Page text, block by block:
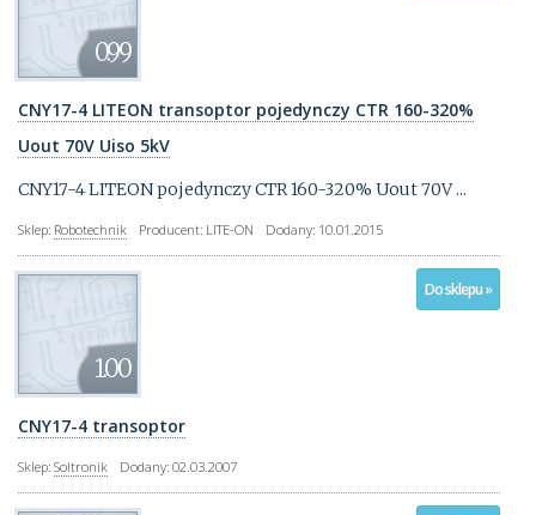
0.99
CNY17-4 LITEON transoptor pojedynczy CTR 160-320%
Uout 70V Uiso 5kV
CNY17-4 LITEON pojedynczy CTR 160-320% Uout 70V ...
Sklep: Robotechnik Producent: LITE-ON Dodany: 10.01.2015
1.00
Do sklepu »
CNY17-4 transoptor
Sklep: Soltronik Dodany: 02.03.2007